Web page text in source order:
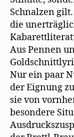
Schnalzen
die
Aus Pennen
Nur ein paar
der Eignung
sie von
besondere